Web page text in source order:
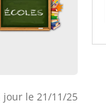
jour le 21/11/25